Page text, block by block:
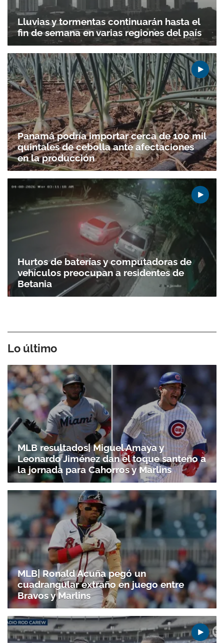
Lluvias y tormentas continuarán hasta el
fin de semana en varias regiones del país
Panamá podría importar cerca de 100 mil
quintales de cebolla ante afectaciones
en la producción
Hurtos de baterías y computadoras de
vehículos preocupan a residentes de
Betania
Lo último
MLB resultados| Miguel Amaya y
Leonardo Jiménez dan el toque santeño a
la jornada para Cahorros y Marlins
MLB| Ronald Acuña pegó un
cuadrangular extraño en juego entre
Bravos y Marlins